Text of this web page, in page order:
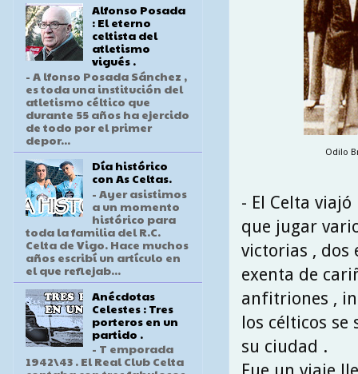
Odilo
- El Celta
que jugar
victorias , dos
exenta de
anfitriones ,
los célticos
su ciudad .
Alfonso Posada
: El eterno
celtista del
atletismo
vigués .
- A lfonso Posada Sánchez ,
es toda una institución del
atletismo céltico que
durante 55 años ha ejercido
de todo por el primer
depor...
Día histórico
con As Celtas.
- Ayer asistimos
a un momento
histórico para
toda la familia del R.C.
Celta de Vigo. Hace muchos
años escribí un artículo en
el que reflejab...
Anécdotas
Celestes : Tres
porteros en un
partido .
- T emporada
1942\43 . El Real Club Celta